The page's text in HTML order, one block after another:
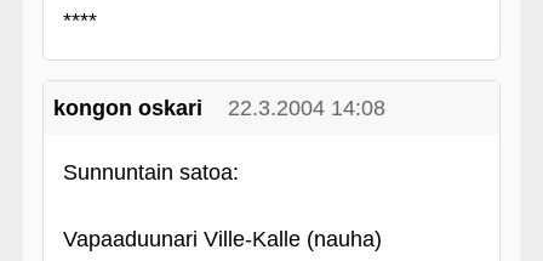
****
kongon oskari 22.3.2004 14:08
Sunnuntain satoa:
Vapaaduunari Ville-Kalle (nauha)